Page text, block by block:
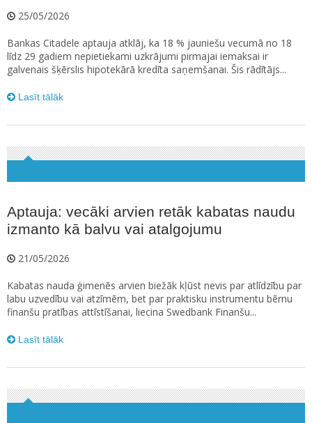
25/05/2026
Bankas Citadele aptauja atklāj, ka 18 % jauniešu vecumā no 18
līdz 29 gadiem nepietiekami uzkrājumi pirmajai iemaksai ir
galvenais šķērslis hipotekārā kredīta saņemšanai. Šis rādītājs...
Lasīt tālāk
Aptauja: vecāki arvien retāk kabatas naudu
izmanto kā balvu vai atalgojumu
21/05/2026
Kabatas nauda ģimenēs arvien biežāk kļūst nevis par atlīdzību par
labu uzvedību vai atzīmēm, bet par praktisku instrumentu bērnu
finanšu pratības attīstīšanai, liecina Swedbank Finanšu...
Lasīt tālāk